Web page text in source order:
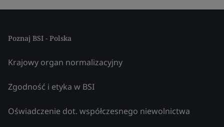
Poznaj BSI - Polska
Krajowy organ normalizacyjny
Zgodność i etyka w BSI
Oświadczenie dot. współczesnego niewolnictwa